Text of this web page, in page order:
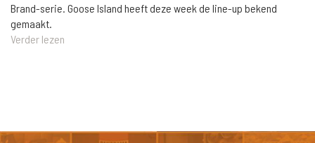
Brand-serie. Goose Island heeft deze week de line-up bekend
gemaakt.
Verder lezen